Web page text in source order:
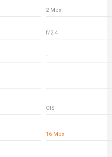
2 Mpx
f/2.4
-
-
OIS
16 Mpx